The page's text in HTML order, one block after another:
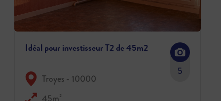
Idéal pour investisseur T2 de 45m2
Troyes - 10000
45m²
5